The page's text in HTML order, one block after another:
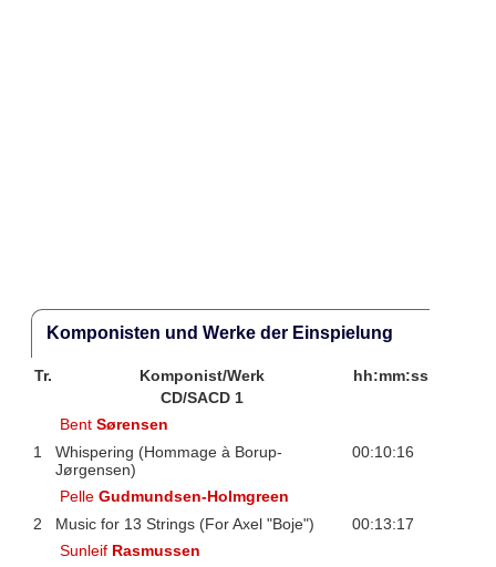
Komponisten und Werke der Einspielung
Tr. Komponist/Werk
hh:mm:ss
CD/SACD 1
BentSørensen
1
Whispering (Hommage à Borup-
Jørgensen)
00:10:16
PelleGudmundsen-Holmgreen
2
Music for 13 Strings (For Axel "Boje")
00:13:17
Sunleif Rasmussen